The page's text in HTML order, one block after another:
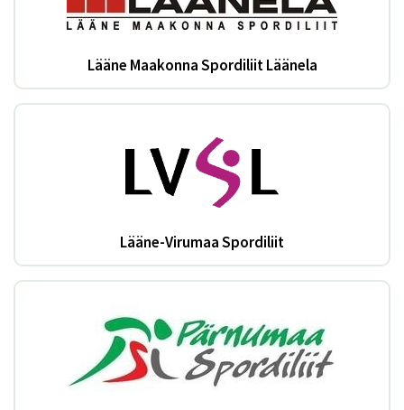
Lääne Maakonna Spordiliit Läänela
Lääne-Virumaa Spordiliit